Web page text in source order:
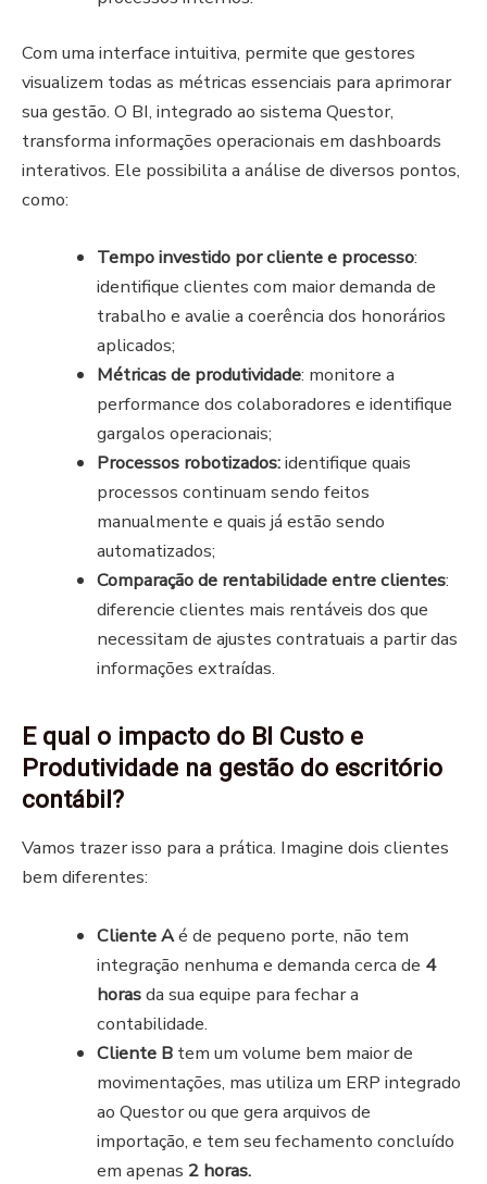
Com uma interface intuitiva, permite que gestores
visualizem todas as métricas essenciais para aprimorar
sua gestão. O BI, integrado ao sistema Questor,
transforma informações operacionais em dashboards
interativos. Ele possibilita a análise de diversos pontos,
como:
Tempo investido por cliente e processo:
identifique clientes com maior demanda de
trabalho e avalie a coerência dos honorários
aplicados;
Métricas de produtividade: monitore a
performance dos colaboradores e identifique
gargalos operacionais;
Processos robotizados:identifique quais
processos continuam sendo feitos
manualmente e quais já estão sendo
automatizados;
Comparação de rentabilidade entre clientes:
diferencie clientes mais rentáveis dos que
necessitam de ajustes contratuais a partir das
informações extraídas.
E qual o impacto do BI Custo e
Produtividade na gestão do escritório
contábil?
Vamos trazer isso para a prática. Imagine dois clientes
bem diferentes:
Cliente Aé de pequeno porte, não tem
integração nenhuma e demanda cerca de 4
horasda sua equipe para fechar a
contabilidade.
Cliente B tem um volume bem maior de
movimentações, mas utiliza um ERP integrado
ao Questor ou que gera arquivos de
importação, e tem seu fechamento concluído
em apenas 2 horas.